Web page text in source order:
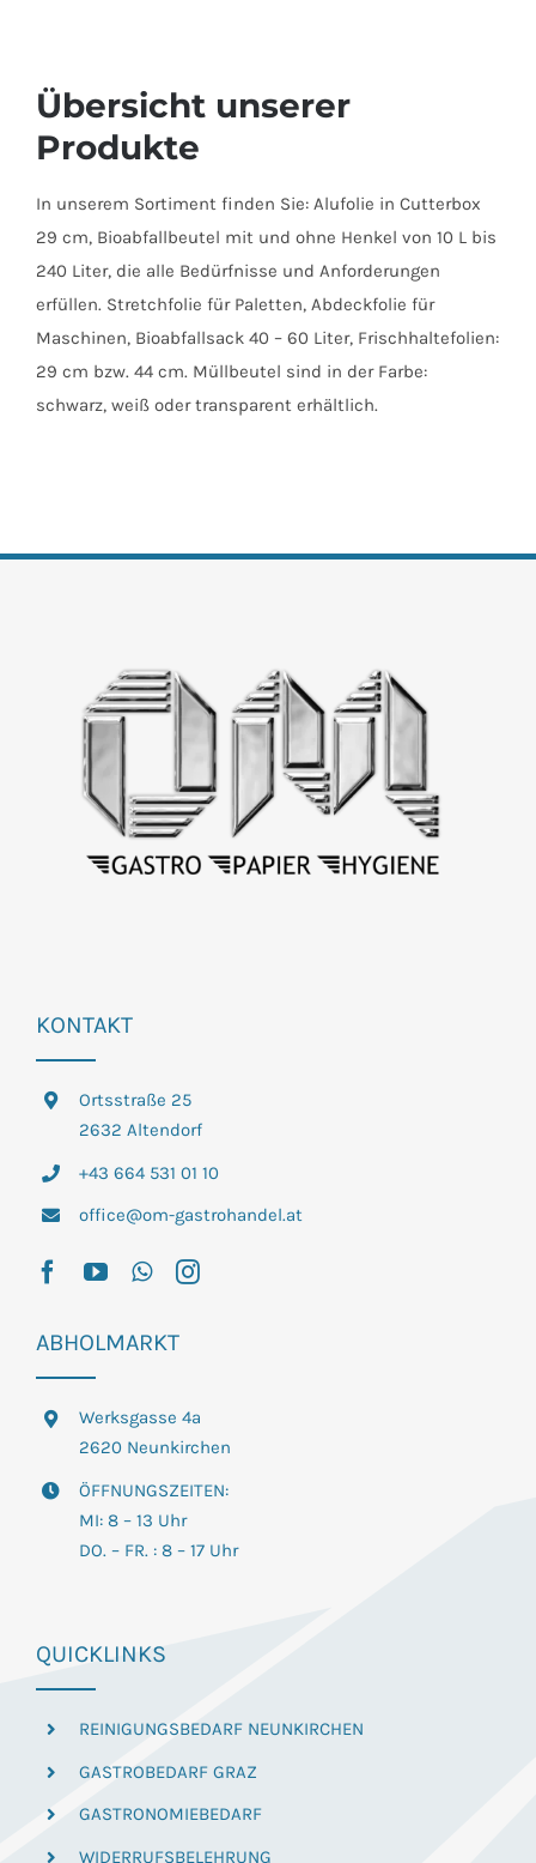
Übersicht unserer
Produkte
In unserem Sortiment finden Sie: Alufolie in Cutterbox
29 cm, Bioabfallbeutel mit und ohne Henkel von 10 L bis
240 Liter, die alle Bedürfnisse und Anforderungen
erfüllen. Stretchfolie für Paletten, Abdeckfolie für
Maschinen, Bioabfallsack 40 – 60 Liter, Frischhaltefolien:
29 cm bzw. 44 cm. Müllbeutel sind in der Farbe:
schwarz, weiß oder transparent erhältlich.
KONTAKT
Ortsstraße 25
2632 Altendorf
+43 664 531 01 10
office@om-gastrohandel.at
ABHOLMARKT
Werksgasse 4a
2620 Neunkirchen
ÖFFNUNGSZEITEN:
MI: 8 – 13 Uhr
DO. – FR. : 8 – 17 Uhr
QUICKLINKS
REINIGUNGSBEDARF NEUNKIRCHEN
GASTROBEDARF GRAZ
GASTRONOMIEBEDARF
WIDERRUFSBELEHRUNG